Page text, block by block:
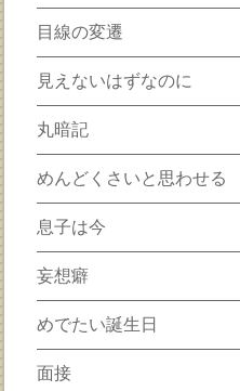
目線の変遷
見えないはずなのに
丸暗記
めんどくさいと思わせる
息子は今
妄想癖
めでたい誕生日
面接